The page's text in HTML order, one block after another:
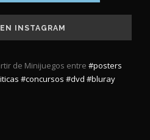
INSTAGRAM
de Minijuegos entre #posters
#concursos #dvd #bluray